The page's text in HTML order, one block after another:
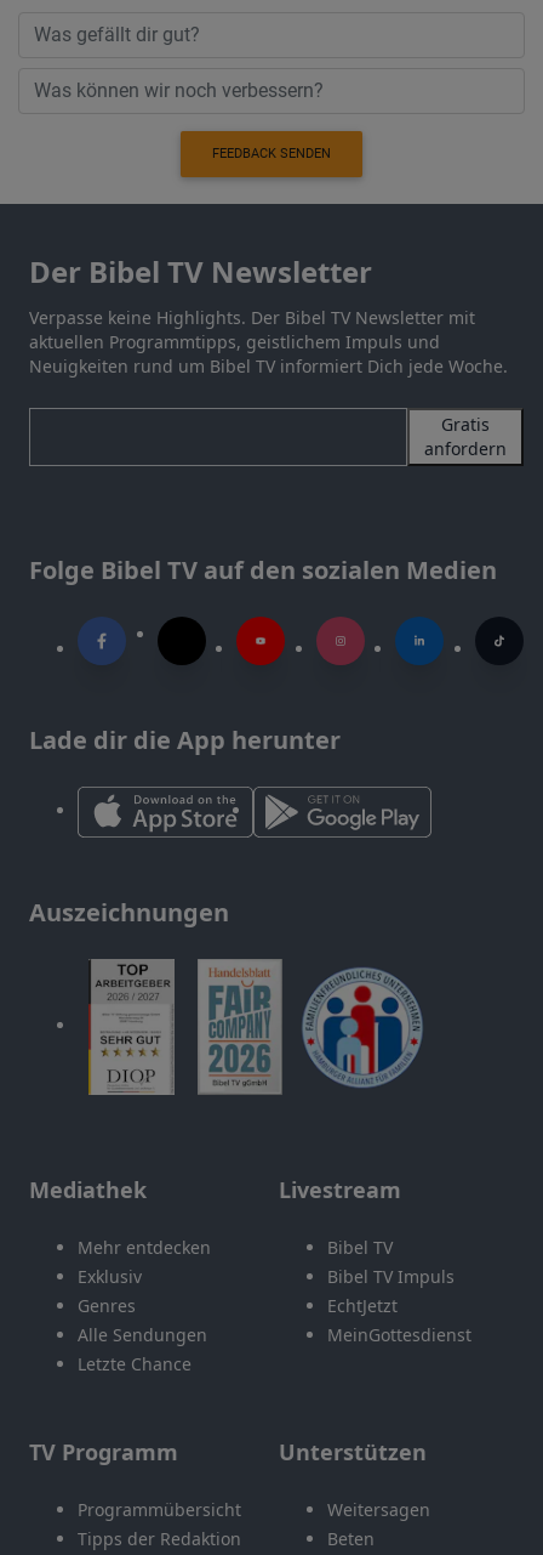
FEEDBACK SENDEN
Der Bibel TV Newsletter
Verpasse keine Highlights. Der Bibel TV Newsletter mit
aktuellen Programmtipps, geistlichem Impuls und
Neuigkeiten rund um Bibel TV informiert Dich jede Woche.
Gratis
anfordern
Folge Bibel TV auf den sozialen Medien
Lade dir die App herunter
Auszeichnungen
Mediathek
Mehr entdecken
Exklusiv
Genres
Alle Sendungen
Letzte Chance
Livestream
Bibel TV
Bibel TV Impuls
EchtJetzt
MeinGottesdienst
TV Programm
Programmübersicht
Tipps der Redaktion
Unterstützen
Weitersagen
Beten